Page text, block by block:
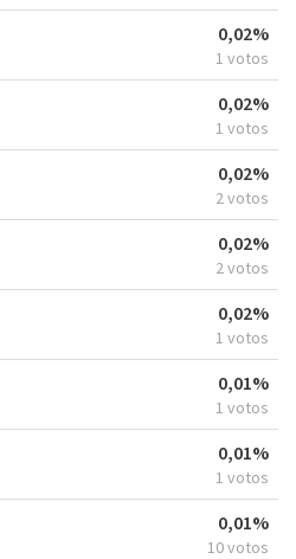
0,02%
1 votos
0,02%
1 votos
0,02%
2 votos
0,02%
2 votos
0,02%
1 votos
0,01%
1 votos
0,01%
1 votos
0,01%
10 votos